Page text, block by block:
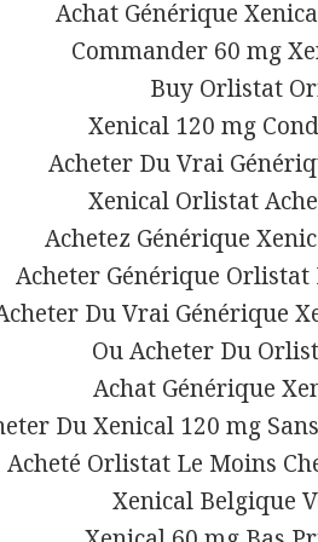
Achat Générique
Commander 60 mg
Buy Orlistat
Xenical 120 mg
Acheter Du Vrai
Xenical Orlistat
Achetez Générique
Acheter Générique
Du Vrai Générique
Ou Acheter Du
Achat Générique
Du Xenical 120 mg
Acheté Orlistat Le Moins
Xenical Belgique